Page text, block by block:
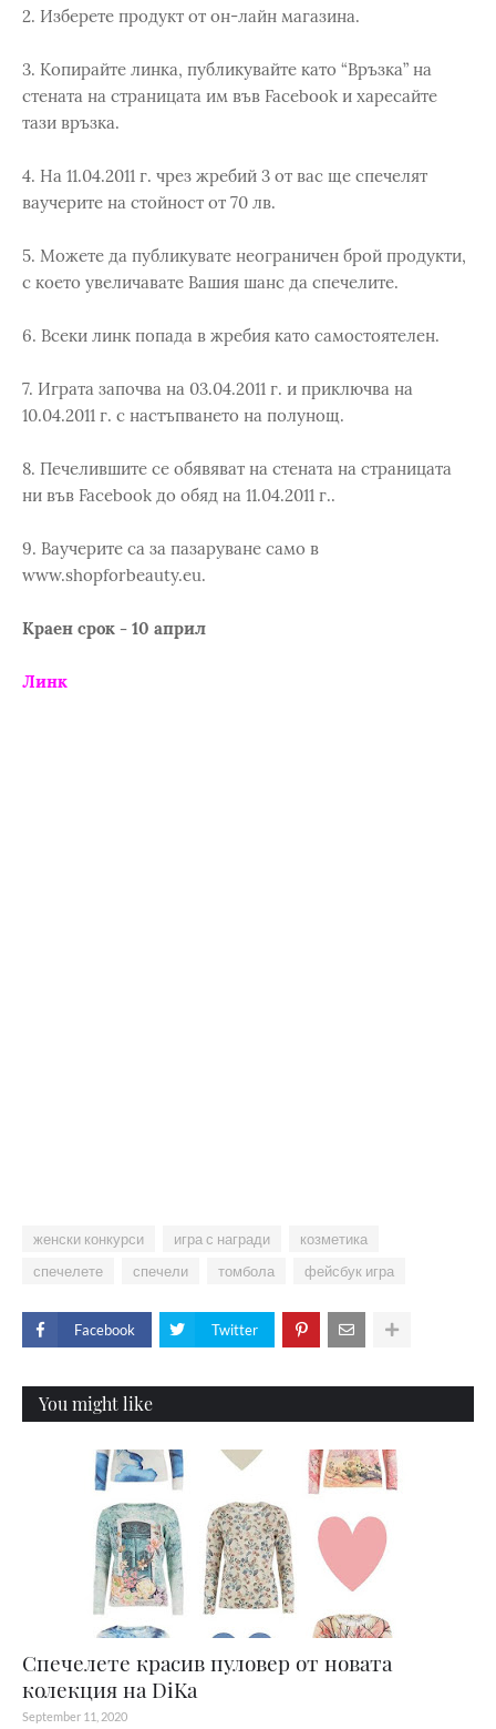
2. Изберете продукт от он-лайн магазина.
3. Копирайте линка, публикувайте като “Връзка” на
стената на страницата им във Facebook и харесайте
тази връзка.
4. На 11.04.2011 г. чрез жребий 3 от вас ще спечелят
ваучерите на стойност от 70 лв.
5. Можете да публикувате неограничен брой продукти,
с което увеличавате Вашия шанс да спечелите.
6. Всеки линк попада в жребия като самостоятелен.
7. Играта започва на 03.04.2011 г. и приключва на
10.04.2011 г. с настъпването на полунощ.
8. Пeчелившите се обявяват на стената на страницата
ни във Facebook до обяд на 11.04.2011 г..
9. Ваучерите са за пазаруване само в
www.shopforbeauty.eu.
Краен срок - 10 април
Линк
женски конкурси игра с награди
козметика
спечелете
спечели томбола фейсбук игра
Facebook Twitter
You might like
Спечелете красив пуловер от новата
колекция на DiKa
September 11, 2020